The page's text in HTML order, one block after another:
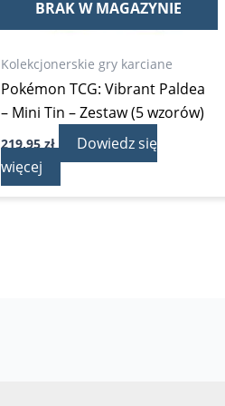
BRAK W MAGAZYNIE
Kolekcjonerskie gry karciane
Pokémon TCG: Vibrant Paldea
– Mini Tin – Zestaw (5 wzorów)
219,95zł
Dowiedz się
więcej